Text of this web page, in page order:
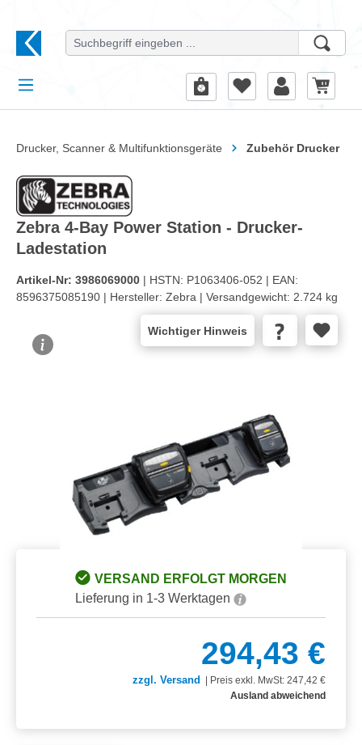
Drucker, Scanner & Multifunktionsgeräte Zubehör Drucker
Zebra 4-Bay Power Station - Drucker-
Ladestation
Artikel-Nr: 3986069000 | HSTN: P1063406-052 | EAN:
8596375085190 | Hersteller: Zebra | Versandgewicht: 2.724 kg
Wichtiger Hinweis
VERSAND ERFOLGT MORGEN
Lieferung in 1-3 Werktagen
294,43 €
zzgl. Versand
Preis exkl. MwSt: 247,42 €
Ausland abweichend